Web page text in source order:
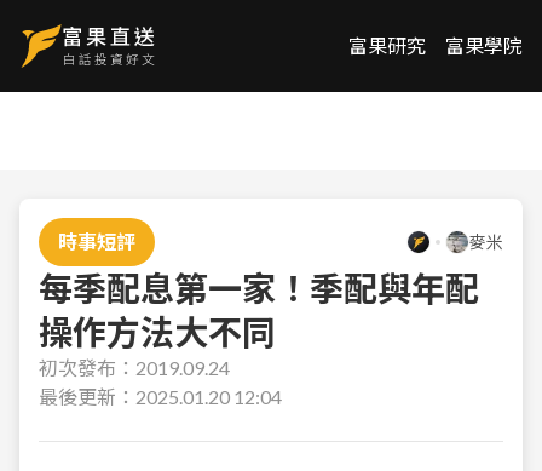
富果研究 富果學院
時事短評 麥米
每季配息第一家！季配與年配
操作方法大不同
初次發布： 2019.09.24
最後更新： 2025.01.20 12:04